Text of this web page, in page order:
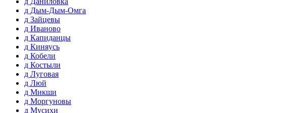
д Дым-Дым-Омга
д Зайцевы
д Иваново
д Капиданцы
д Киняусь
д Кобели
д Костыли
д Луговая
д Люй
д Микши
д Моргуновы
д Мусихи